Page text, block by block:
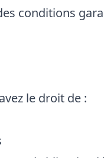
conditions
le droit de :